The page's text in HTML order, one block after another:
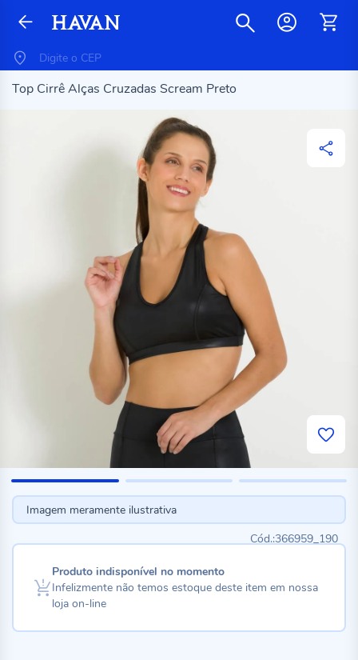
Top Cirrê Alças Cruzadas Scream Preto
Imagem meramente ilustrativa
366959_190
Produto indisponível no momento
Infelizmente não temos estoque deste item em nossa
loja on-line